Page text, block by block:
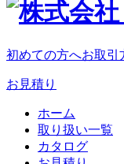
初めての方へお取引
お見積り
ホーム
取り扱い一覧
カタログ